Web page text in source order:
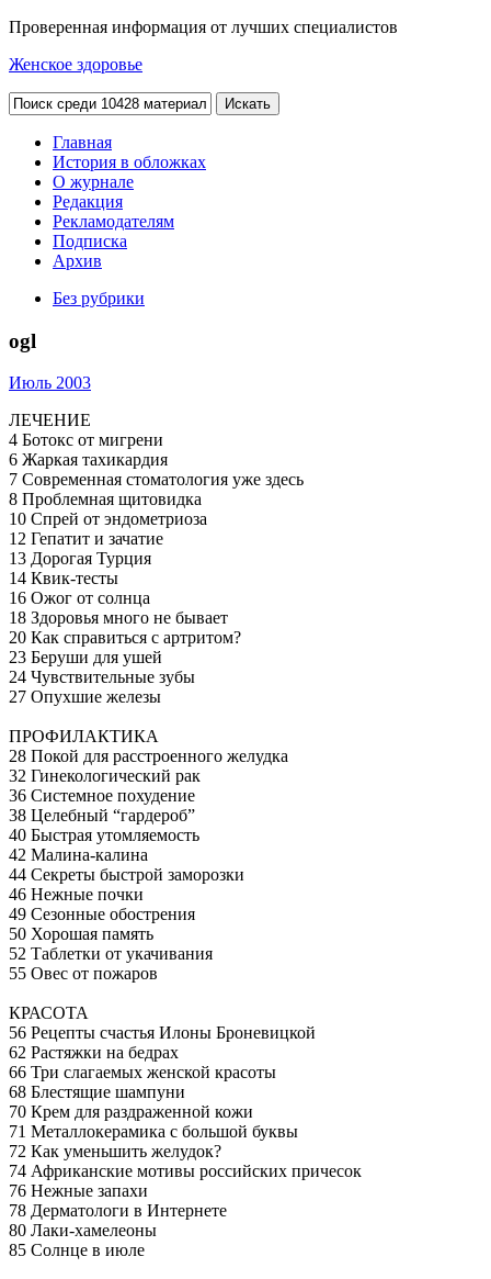
Проверенная информация от лучших специалистов
Женское здоровье
Главная
История в обложках
О журнале
Редакция
Рекламодателям
Подписка
Архив
Без рубрики
ogl
Июль 2003
ЛЕЧЕНИЕ
4 Ботокс от мигрени
6 Жаркая тахикардия
7 Современная стоматология уже здесь
8 Проблемная щитовидка
10 Спрей от эндометриоза
12 Гепатит и зачатие
13 Дорогая Турция
14 Квик-тесты
16 Ожог от солнца
18 Здоровья много не бывает
20 Как справиться с артритом?
23 Беруши для ушей
24 Чувствительные зубы
27 Опухшие железы
ПРОФИЛАКТИКА
28 Покой для расстроенного желудка
32 Гинекологический рак
36 Системное похудение
38 Целебный “гардероб”
40 Быстрая утомляемость
42 Малина-калина
44 Секреты быстрой заморозки
46 Нежные почки
49 Сезонные обострения
50 Хорошая память
52 Таблетки от укачивания
55 Овес от пожаров
КРАСОТА
56 Рецепты счастья Илоны Броневицкой
62 Растяжки на бедрах
66 Три слагаемых женской красоты
68 Блестящие шампуни
70 Крем для раздраженной кожи
71 Металлокерамика с большой буквы
72 Как уменьшить желудок?
74 Африканские мотивы российских причесок
76 Нежные запахи
78 Дерматологи в Интернете
80 Лаки-хамелеоны
85 Солнце в июле